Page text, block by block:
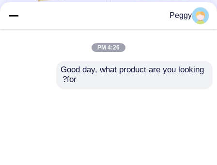
مجموعة رؤوس راوتر
افضل سعر
النجارة
افضل سعر
Peggy
4:26 PM
Good day, what product are you looking
for?